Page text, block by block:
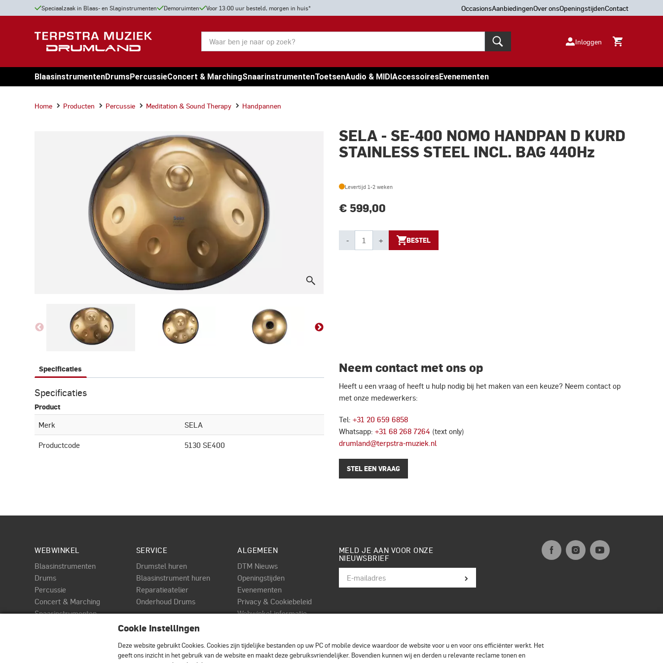
Cookie Instellingen
Deze website gebruikt Cookies. Cookies zijn tijdelijke bestanden op uw PC of mobile device waardoor de website voor u en voor ons efficiënter werkt. Het
geeft ons inzicht in het gebruik van de website en maakt deze gebruiksvriendelijker. Bovendien kunnen wij en derden u relevante reclame tonen en
Speciaalzaak in Blaas- en Slaginstrumenten Demoruimten Voor 13:00 uur besteld, morgen in huis* OccasionsAanbiedingenOver onsOpeningstijdenContact
Inloggen
BlaasinstrumentenDrumsPercussieConcert & MarchingSnaarinstrumentenToetsenAudio & MIDIAccessoiresEvenementen
Home Producten Percussie Meditation & Sound Therapy Handpannen
SELA - SE-400 NOMO HANDPAN D KURD
STAINLESS STEEL INCL. BAG 440Hz
Levertijd 1-2 weken
€ 599,00
- + BESTEL
Specificaties
Specificaties
Product
Merk SELA
Productcode 5130 SE400
Neem contact met ons op
Heeft u een vraag of heeft u hulp nodig bij het maken van een keuze? Neem contact op
met onze medewerkers:
Tel: +31 20 659 6858
Whatsapp: +31 68 268 7264 (text only)
drumland@terpstra-muziek.nl
STEL EEN VRAAG
WEBWINKEL
Blaasinstrumenten
Drums
Percussie
Concert & Marching
Snaarinstrumenten
SERVICE
Drumstel huren
Blaasinstrument huren
Reparatieatelier
Onderhoud Drums
PAGINA
DWe
Roland Elektrische drums
ALGEMEEN
DTM Nieuws
Openingstijden
Evenementen
Privacy & Cookiebeleid
Webwinkel informatie
MELD JE AAN VOOR ONZE
NIEUWSBRIEF